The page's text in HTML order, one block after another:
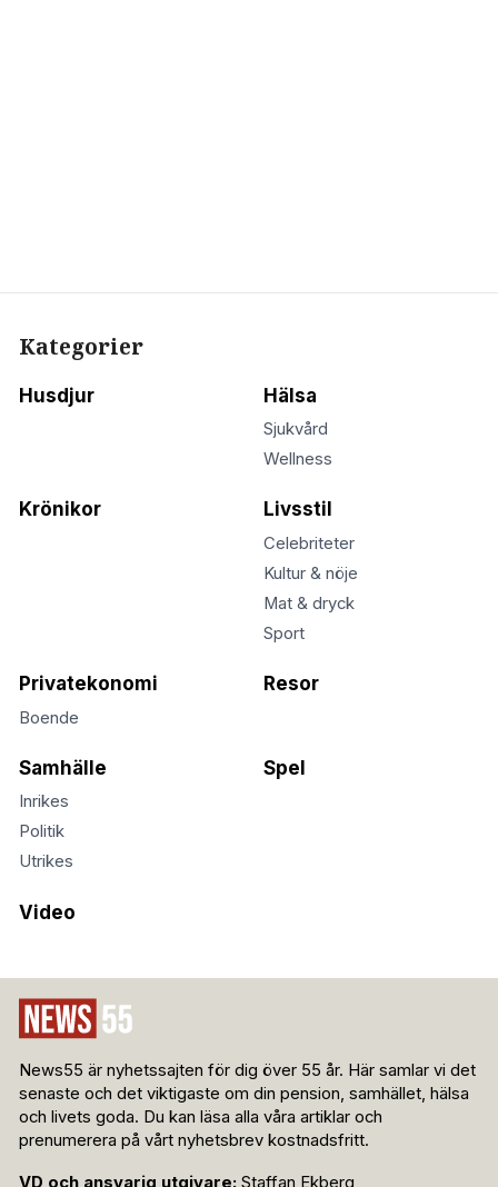
Kategorier
Husdjur Hälsa
Sjukvård
Wellness
Krönikor Livsstil
Celebriteter
Kultur & nöje
Mat & dryck
Sport
Privatekonomi
Boende
Resor
Samhälle
Inrikes
Politik
Utrikes
Spel
Video
News55 är nyhetssajten för dig över 55 år. Här samlar vi det
senaste och det viktigaste om din pension, samhället, hälsa
och livets goda. Du kan läsa alla våra artiklar och
prenumerera på vårt nyhetsbrev kostnadsfritt.
VD och ansvarig utgivare: Staffan Ekberg